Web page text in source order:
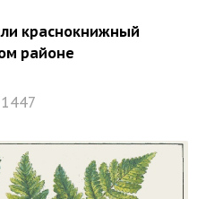
краснокнижный
районе
1447